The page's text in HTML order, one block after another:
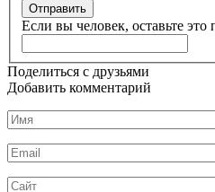
Отправить
Если вы человек, оставьте это
Поделиться с друзьями
Добавить комментарий
Имя
*
Email
*
Сайт